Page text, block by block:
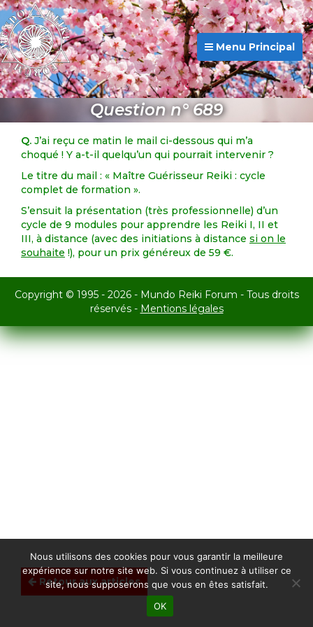
Menu Principal
Question n° 689
Retour aux articles
Q. J’ai reçu ce matin le mail ci-dessous qui m’a
choqué ! Y a-t-il quelqu’un qui pourrait intervenir ?
Le titre du mail : « Maître Guérisseur Reiki : cycle
complet de formation ».
S’ensuit la présentation (très professionnelle) d’un
cycle de 9 modules pour apprendre les Reiki I, II et
III, à distance (avec des initiations à distance si on le
souhaite !), pour un prix généreux de 59 €.
Copyright © 1995 - 2026 - Mundo Reiki Forum - Tous droits
réservés - Mentions légales
Nous utilisons des cookies pour vous garantir la meilleure
expérience sur notre site web. Si vous continuez à utiliser ce
site, nous supposerons que vous en êtes satisfait.
OK